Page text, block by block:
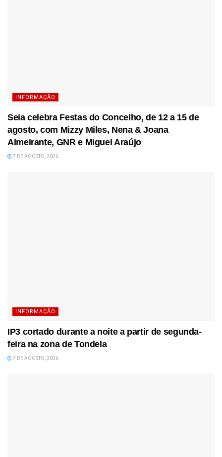
INFORMAÇÃO
Seia celebra Festas do Concelho, de 12 a 15 de
agosto, com Mizzy Miles, Nena & Joana
Almeirante, GNR e Miguel Araújo
7 DE AGOSTO, 2026
INFORMAÇÃO
IP3 cortado durante a noite a partir de segunda-
feira na zona de Tondela
7 DE AGOSTO, 2026